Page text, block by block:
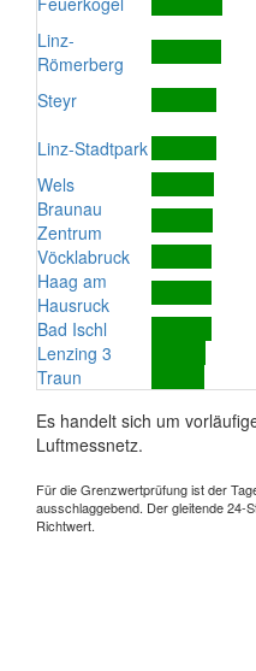
Linz-
Römerberg
Steyr
Linz-Stadtpark
Wels
Braunau
Zentrum
Vöcklabruck
Haag am
Hausruck
Bad Ischl
Lenzing 3
Traun
Es handelt sich um
Luftmessnetz.
Für die Grenzwertprüfung ist der
ausschlaggebend. Der gleitende 24-
Richtwert.